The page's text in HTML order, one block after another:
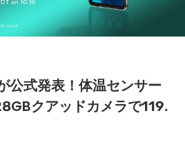
公式発表！体温センサー
クアッドカメラで119.